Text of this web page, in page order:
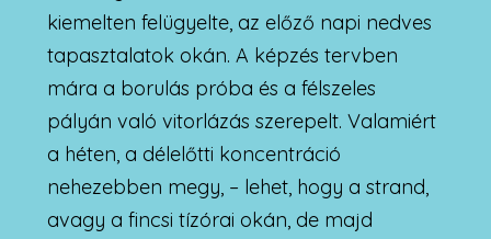
kiemelten felügyelte, az előző napi nedves
tapasztalatok okán. A képzés tervben
mára a borulás próba és a félszeles
pályán való vitorlázás szerepelt. Valamiért
a héten, a délelőtti koncentráció
nehezebben megy, – lehet, hogy a strand,
avagy a fincsi tízórai okán, de majd